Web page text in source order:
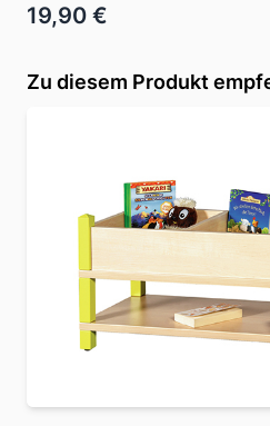
19,90 €
Zu diesem Produkt